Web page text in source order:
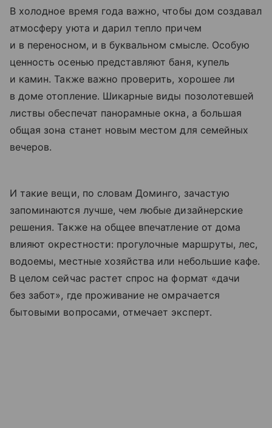
В холодное время года важно, чтобы дом создавал
атмосферу уюта и дарил тепло причем
и в переносном, и в буквальном смысле. Особую
ценность осенью представляют баня, купель
и камин. Также важно проверить, хорошее ли
в доме отопление. Шикарные виды позолотевшей
листвы обеспечат панорамные окна, а большая
общая зона станет новым местом для семейных
вечеров.
И такие вещи, по словам Доминго, зачастую
запоминаются лучше, чем любые дизайнерские
решения. Также на общее впечатление от дома
влияют окрестности: прогулочные маршруты, лес,
водоемы, местные хозяйства или небольшие кафе.
В целом сейчас растет спрос на формат «дачи
без забот», где проживание не омрачается
бытовыми вопросами, отмечает эксперт.